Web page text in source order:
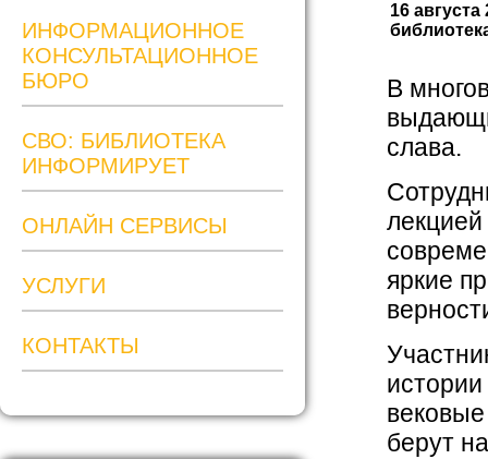
ИНФОРМАЦИОННОЕ
КОНСУЛЬТАЦИОННОЕ
БЮРО
СВО: БИБЛИОТЕКА
ИНФОРМИРУЕТ
ОНЛАЙН СЕРВИСЫ
УСЛУГИ
КОНТАКТЫ
16
В
слава.
яркие
берут